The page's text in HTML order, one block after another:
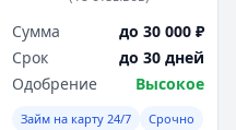
Сумма
до 30 000 ₽
Срок
до 30 дней
Одобрение
Высокое
Займ на карту 24/7 Срочно